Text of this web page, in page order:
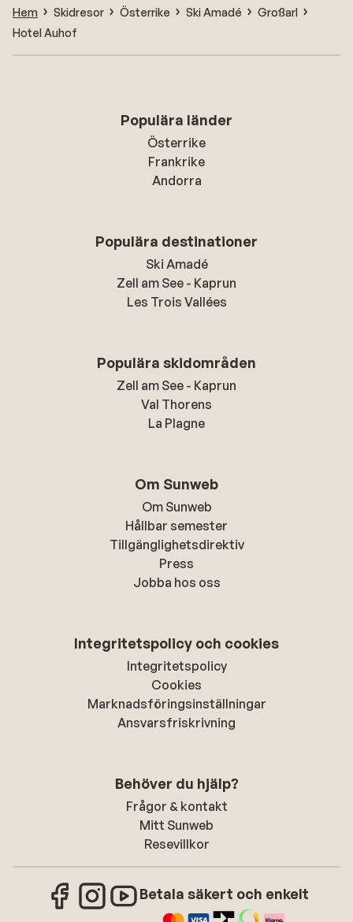
Hem Skidresor Österrike Ski Amadé
Großarl
Hotel Auhof
Populära länder
Österrike
Frankrike
Andorra
Populära destinationer
Ski Amadé
Zell am See - Kaprun
Les Trois Vallées
Populära skidområden
Zell am See - Kaprun
Val Thorens
La Plagne
Om Sunweb
Om Sunweb
Hållbar semester
Tillgänglighetsdirektiv
Press
Jobba hos oss
Integritetspolicy och cookies
Integritetspolicy
Cookies
Marknadsföringsinställningar
Ansvarsfriskrivning
Behöver du hjälp?
Frågor & kontakt
Mitt Sunweb
Resevillkor
Betala säkert och enkelt